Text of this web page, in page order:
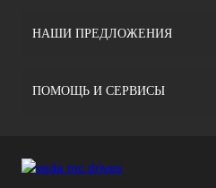
НАШИ ПРЕДЛОЖЕНИЯ
ПОМОЩЬ И СЕРВИСЫ